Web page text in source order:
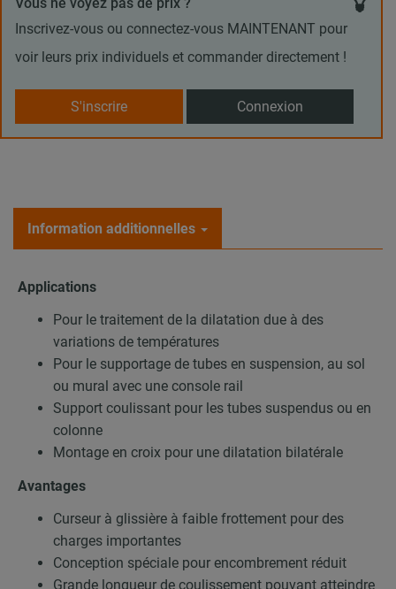
Vous ne voyez pas de prix ?
Inscrivez-vous ou connectez-vous MAINTENANT pour
voir leurs prix individuels et commander directement !
S'inscrire Connexion
Information additionnelles
Applications
Pour le traitement de la dilatation due à des
variations de températures
Pour le supportage de tubes en suspension, au sol
ou mural avec une console rail
Support coulissant pour les tubes suspendus ou en
colonne
Montage en croix pour une dilatation bilatérale
Avantages
Curseur à glissière à faible frottement pour des
charges importantes
Conception spéciale pour encombrement réduit
Grande longueur de coulissement pouvant atteindre